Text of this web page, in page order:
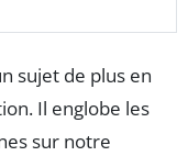
sujet de plus en
Il englobe les
sur notre